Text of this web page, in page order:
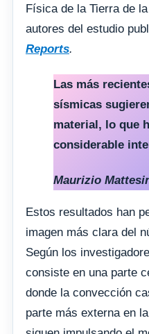
Física de la Tierra de
autores del estudio
Reports.
Las más
sísmicas
material, lo que
considerable
Maurizio
Estos resultados han
imagen más clara del
Según los
consiste en una parte
donde la convección
parte más externa en